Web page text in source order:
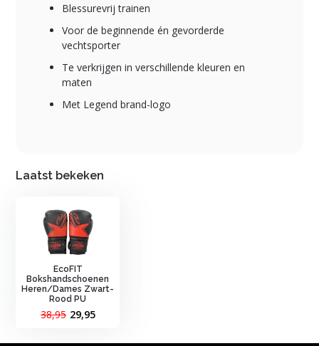
Blessurevrij trainen
Voor de beginnende én gevorderde
vechtsporter
Te verkrijgen in verschillende kleuren en
maten
Met Legend brand-logo
Laatst bekeken
EcoFIT
Bokshandschoenen
Heren/Dames Zwart-
Rood PU
38,95 29,95